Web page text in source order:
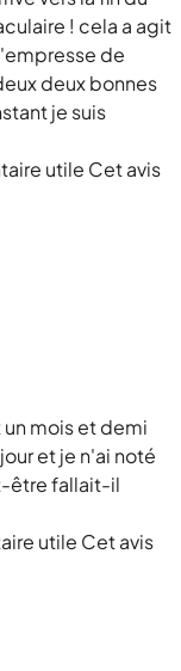
! cela a agit
de
deux bonnes
je suis
utile Cet avis
mois et demi
et je n'ai noté
être fallait-il
utile Cet avis